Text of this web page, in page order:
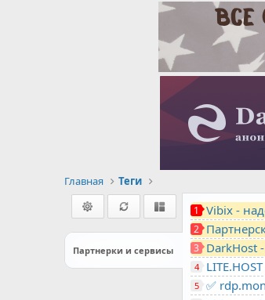
Главная Теги
Партнерки и сервисы
1 Vibix -
2
3 DarkHost
4
5
✅